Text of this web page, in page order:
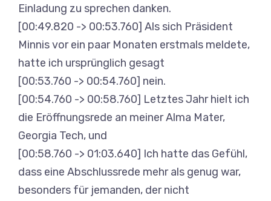
Einladung zu sprechen danken.
[00:49.820 -> 00:53.760] Als sich Präsident
Minnis vor ein paar Monaten erstmals meldete,
hatte ich ursprünglich gesagt
[00:53.760 -> 00:54.760] nein.
[00:54.760 -> 00:58.760] Letztes Jahr hielt ich
die Eröffnungsrede an meiner Alma Mater,
Georgia Tech, und
[00:58.760 -> 01:03.640] Ich hatte das Gefühl,
dass eine Abschlussrede mehr als genug war,
besonders für jemanden, der nicht